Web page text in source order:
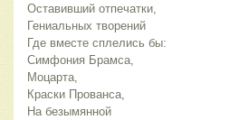
Оставивший отпечатки,
Гениальных творений
Где вместе сплелись бы:
Симфония Брамса,
Моцарта,
Краски Прованса,
На безымянной